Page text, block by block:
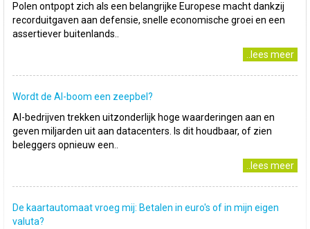
Polen ontpopt zich als een belangrijke Europese macht dankzij
recorduitgaven aan defensie, snelle economische groei en een
assertiever buitenlands..
..lees meer
Wordt de AI-boom een zeepbel?
AI-bedrijven trekken uitzonderlijk hoge waarderingen aan en
geven miljarden uit aan datacenters. Is dit houdbaar, of zien
beleggers opnieuw een..
..lees meer
De kaartautomaat vroeg mij: Betalen in euro's of in mijn eigen
valuta?